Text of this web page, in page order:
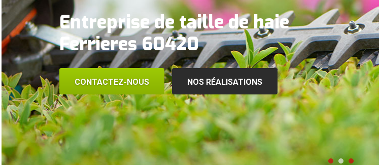
Entreprise de taille de haie
Ferrieres 60420
CONTACTEZ-NOUS NOS RÉALISATIONS